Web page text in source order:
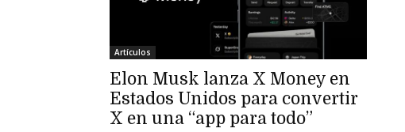
Artículos
Elon Musk lanza X Money en
Estados Unidos para convertir
X en una “app para todo”